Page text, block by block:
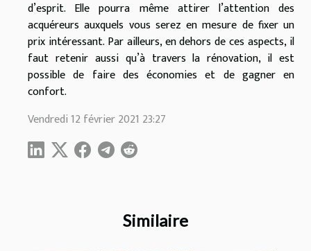
Similaire
d’esprit. Elle pourra même attirer l’attention des
acquéreurs auxquels vous serez en mesure de fixer un
prix intéressant. Par ailleurs, en dehors de ces aspects, il
faut retenir aussi qu’à travers la rénovation, il est
possible de faire des économies et de gagner en
confort.
Vendredi 12 février 2021 23:27